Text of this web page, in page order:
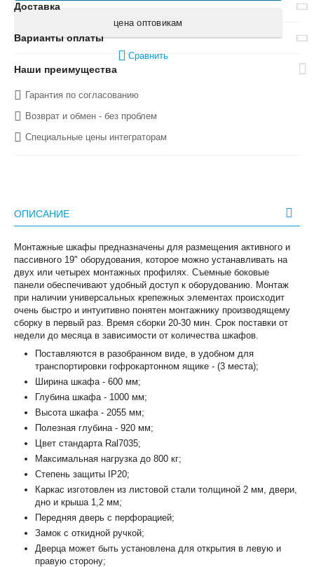
цена оптовикам
Сравнить
Доставка
Варианты оплаты
Наши преимущества
Гарантия по согласованию
Возврат и обмен - без проблем
Специальные цены интеграторам
ОПИСАНИЕ
Монтажные шкафы предназначены для размещения актив­ного и
пассивного 19" оборудования, которое можно устанавливать на
двух или четырех монтажных профилях. Съемные боковые
панели обеспечивают удобный доступ к оборудованию. Монтаж
при наличии универсальных крепежных элементах происходит
очень быстро и интуитивно понятен монтажнику производящему
сборку в первый раз. Время сборки 20-30 мин. Срок поставки от
недели до месяца в зависимости от количества шкафов.
Поставляются в разобранном виде, в удобном для
транспортировки гофрокартонном ящике - (3 места);
Ширина шкафа - 600 мм;
Глубина шкафа - 1000 мм;
Высота шкафа - 2055 мм;
Полезная глубина - 920 мм;
Цвет стандарта Ral7035;
Максимальная нагрузка до 800 кг;
Степень защиты IP20;
Каркас изготовлен из листовой стали толщиной 2 мм, двери,
дно и крыша 1,2 мм;
Передняя дверь с перфорацией;
Замок с откидной ручкой;
Дверца может быть установлена для открытия в левую и
правую сторону;